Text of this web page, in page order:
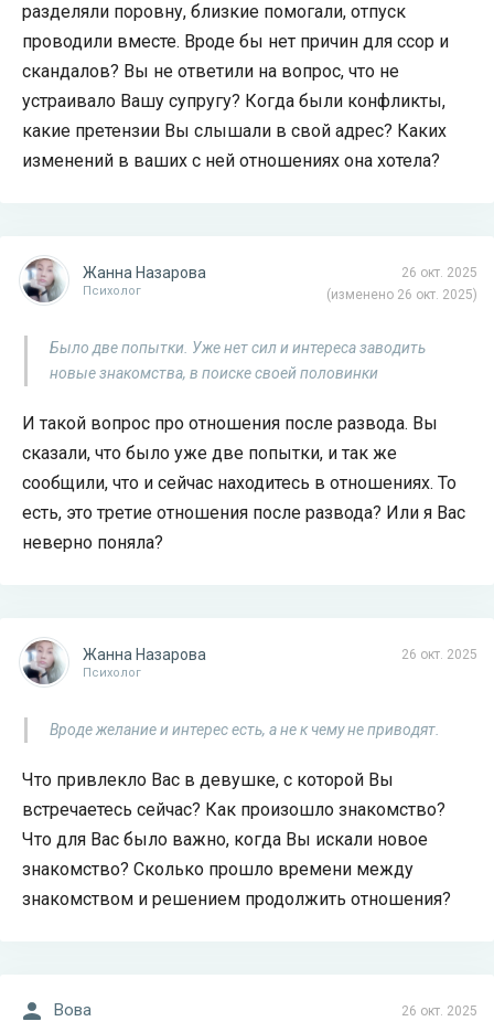
разделяли поровну, близкие помогали, отпуск
проводили вместе. Вроде бы нет причин для ссор и
скандалов? Вы не ответили на вопрос, что не
устраивало Вашу супругу? Когда были конфликты,
какие претензии Вы слышали в свой адрес? Каких
изменений в ваших с ней отношениях она хотела?
26 окт. 2025
(изменено 26 окт. 2025)
Жанна Назарова
Психолог
Было две попытки. Уже нет сил и интереса заводить
новые знакомства, в поиске своей половинки
И такой вопрос про отношения после развода. Вы
сказали, что было уже две попытки, и так же
сообщили, что и сейчас находитесь в отношениях. То
есть, это третие отношения после развода? Или я Вас
неверно поняла?
26 окт. 2025
Жанна Назарова
Психолог
Вроде желание и интерес есть, а не к чему не приводят.
Что привлекло Вас в девушке, с которой Вы
встречаетесь сейчас? Как произошло знакомство?
Что для Вас было важно, когда Вы искали новое
знакомство? Сколько прошло времени между
знакомством и решением продолжить отношения?
26 окт. 2025
Вова